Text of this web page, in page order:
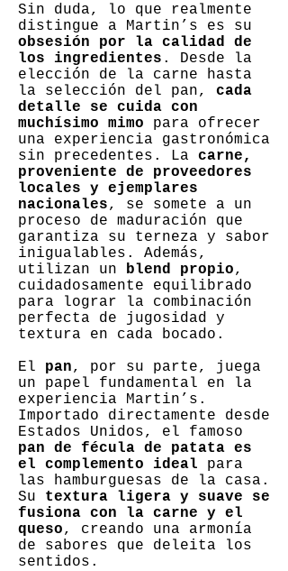
Sin duda, lo que realmente
distingue a Martin’s es su
obsesión por la calidad de
los ingredientes . Desde la
elección de la carne hasta
la selección del pan, cada
detalle se cuida con
muchísimo mimo para ofrecer
una experiencia gastronómica
sin precedentes. La carne,
proveniente de proveedores
locales y ejemplares
nacionales, se somete a un
proceso de maduración que
garantiza su terneza y sabor
inigualables. Además,
utilizan un blend propio,
cuidadosamente equilibrado
para lograr la combinación
perfecta de jugosidad y
textura en cada bocado.
El pan, por su parte, juega
un papel fundamental en la
experiencia Martin’s.
Importado directamente desde
Estados Unidos, el famoso
pan de fécula de patata es
el complemento ideal para
las hamburguesas de la casa.
Su textura ligera y suave se
fusiona con la carne y el
queso, creando una armonía
de sabores que deleita los
sentidos.